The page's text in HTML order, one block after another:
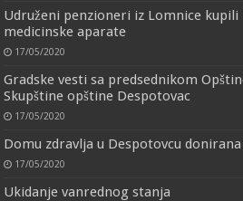
Udruženi penzioneri iz Lomnice kupili
medicinske aparate
17/05/2020
Gradske vesti sa predsednikom
Skupštine opštine Despotovac
17/05/2020
Domu zdravlja u Despotovcu
17/05/2020
Ukidanje vanrednog stanja